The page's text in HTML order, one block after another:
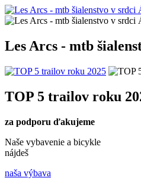
Les Arcs - mtb
TOP 5 trailov roku
za podporu ďakujeme
Naše vybavenie a bicykle
nájdeš
naša výbava